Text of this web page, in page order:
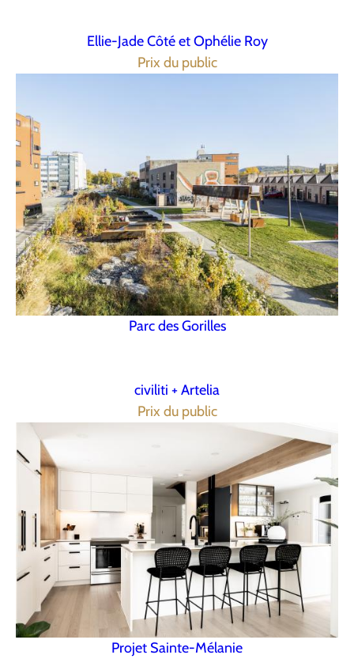
Ellie-Jade Côté et Ophélie Roy
Prix du public
Parc des Gorilles
civiliti + Artelia
Prix du public
Projet Sainte-Mélanie